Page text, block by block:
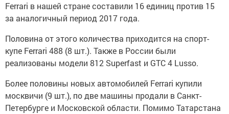
Ferrari в нашей стране составили 16 единиц против 15
за аналогичный период 2017 года.
Половина от этого количества приходится на спорт-
купе Ferrari 488 (8 шт.). Также в России были
реализованы модели 812 Superfast и GTC 4 Lusso.
Более половины новых автомобилей Ferrari купили
москвичи (9 шт.), по две машины продали в Санкт-
Петербурге и Московской области. Помимо Татарстана